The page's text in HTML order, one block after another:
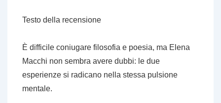
Testo della recensione
È difficile coniugare filosofia e poesia, ma Elena
Macchi non sembra avere dubbi: le due
esperienze si radicano nella stessa pulsione
mentale.